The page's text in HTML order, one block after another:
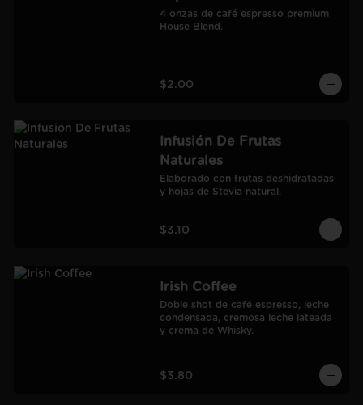
4 onzas de café espresso premium
House Blend.
$2.00
Infusión De Frutas
Naturales
Elaborado con frutas deshidratadas
y hojas de Stevia natural.
$3.10
Irish Coffee
Doble shot de café espresso, leche
condensada, cremosa leche lateada
y crema de Whisky.
$3.80